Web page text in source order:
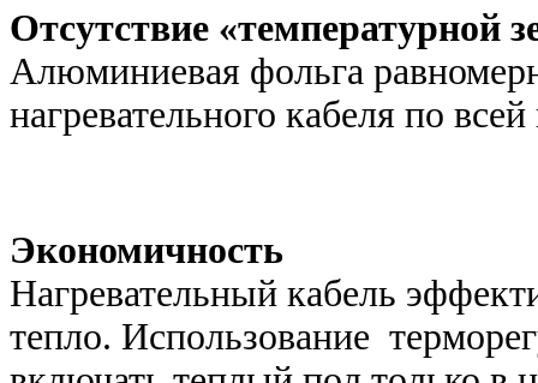
Отсутствие «температурной
Алюминиевая фольга
нагревательного кабеля по
Экономичность
Нагревательный кабель
тепло. Использование